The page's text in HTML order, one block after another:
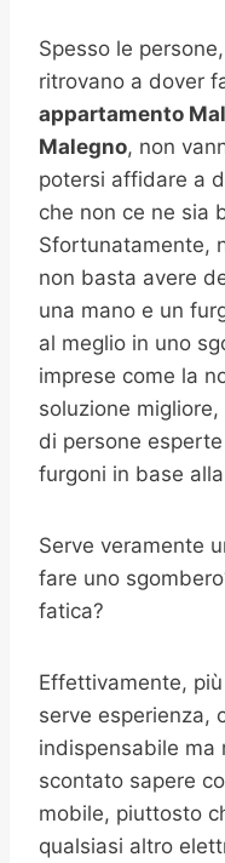
Spesso le
ritrovano a dover
appartamento
Malegno, non
potersi affidare a
che non ce ne sia
Sfortunatamente,
non basta avere
una mano e un
al meglio in uno
imprese come la
soluzione
di persone
furgoni in base
Serve veramente
fare uno
fatica?
Effettivamente,
serve esperienza,
indispensabile ma
scontato sapere
mobile, piuttosto
qualsiasi altro